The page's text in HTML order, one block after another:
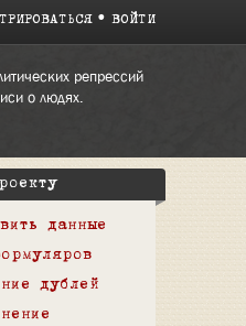
ВОЙТИ
репрессий
о людях.
данные
дублей